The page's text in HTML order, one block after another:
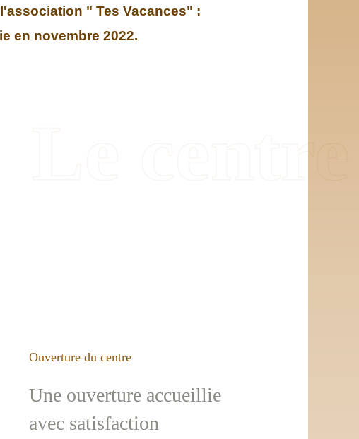
" Tes Vacances" :
en novembre 2022.
Ouverture du centre
Une ouverture accueillie
avec satisfaction